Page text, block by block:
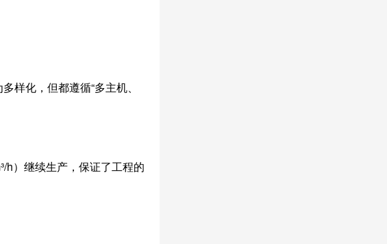
样化，但都遵循“多主机、
h）继续生产，保证了工程的